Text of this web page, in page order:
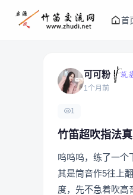
首
可可粉
1个月前
1
竹笛超吹指法
呜呜呜，练了一个
其是筒音作5往上
度，先不急着吹高